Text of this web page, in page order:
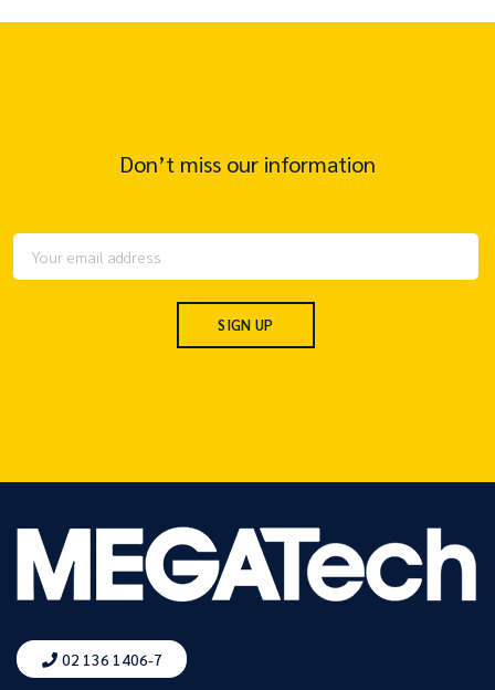
Don’t miss our information
02 136 1406-7